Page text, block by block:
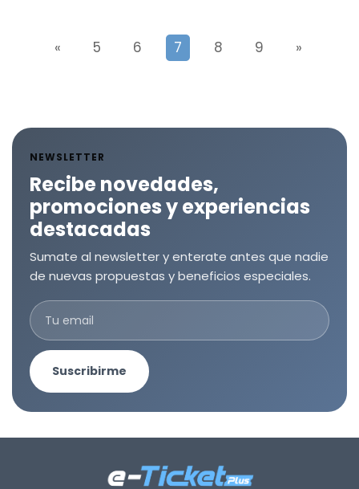
« 5 6 7 8 9 »
NEWSLETTER
Recibe novedades,
promociones y experiencias
destacadas
Sumate al newsletter y enterate antes que nadie
de nuevas propuestas y beneficios especiales.
Suscribirme